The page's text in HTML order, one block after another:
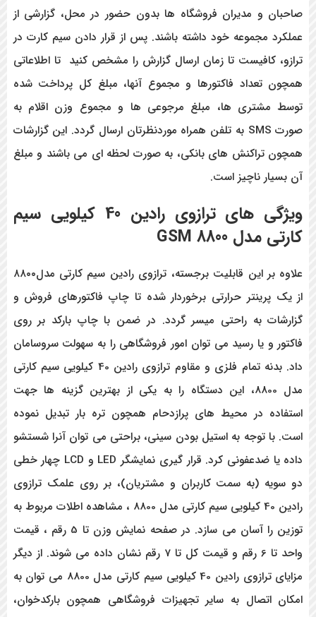
صاحبان و مدیران فروشگاه ها بدون حضور در محل، گزارشی از
عملکرد مجموعه خود داشته باشند. پس از قرار دادن سیم کارت در
ترازو، کافیست تا زمان ارسال گزارش را مشخص کنید تا اطلاعاتی
همچون تعداد فاکتورها و مجموع آنها، مبلغ کل پرداخت شده
توسط مشتری ها، مبلغ مرجوعی ها و مجموع وزن اقلام به
صورت SMS به تلفن همراه موردنظرتان ارسال گردد. این گزارشات
همچون تراکنش های بانکی، به صورت لحظه ای می باشند و مبلغ
آن بسیار ناچیز است.
ویژگی های ترازوی رادین 40 کیلویی سیم
کارتی مدل 8800 GSM
علاوه بر این قابلیت برجسته، ترازوی رادین سیم کارتی مدل۸۸۰۰
از یک پرینتر حرارتی برخوردار شده تا چاپ فاکتورهای فروش و
گزارشات به راحتی میسر گردد. در ضمن با چاپ بارکد بر روی
فاکتور و یا رسید می توان امور فروشگاهی را به سهولت سروسامان
داد. بدنه تمام فلزی و مقاوم ترازوی رادین 40 کیلویی سیم کارتی
مدل 8800، این دستگاه را به یکی از بهترین گزینه ها جهت
استفاده در محیط های پرازدحام همچون تره بار تبدیل نموده
است. با توجه به استیل بودن سینی، براحتی می توان آنرا شستشو
داده یا ضدعفونی کرد. قرار گیری نمایشگر LED و LCD چهار خطی
دو سویه (به سمت کاربران و مشتریان)، بر روی علمک ترازوی
رادین 40 کیلویی سیم کارتی مدل 8800 ، مشاهده اطلات مربوط به
توزین را آسان می سازد. در صفحه نمایش وزن تا 5 رقم ، قیمت
واحد تا 6 رقم و قیمت کل تا 7 رقم نشان داده می شوند. از دیگر
مزایای ترازوی رادین 40 کیلویی سیم کارتی مدل 8800 می توان به
امکان اتصال به سایر تجهیزات فروشگاهی همچون بارکدخوان،